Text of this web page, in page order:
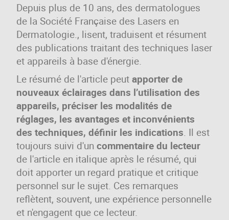
Depuis plus de 10 ans, des dermatologues
de la Société Française des Lasers en
Dermatologie., lisent, traduisent et résument
des publications traitant des techniques laser
et appareils à base d'énergie.
Le résumé de l'article peutapporter de
nouveaux éclairages dans l’utilisation des
appareils, préciser les modalités de
réglages, les avantages et inconvénients
des techniques, définir les indications. Il est
toujours suivi d'un commentaire du lecteur
de l'article en italique après le résumé, qui
doit apporter un regard pratique et critique
personnel sur le sujet. Ces remarques
reflètent, souvent, une expérience personnelle
et n'engagent que ce lecteur.